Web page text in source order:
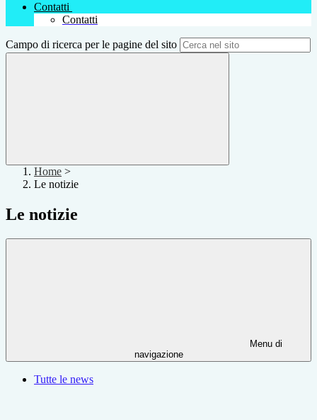
Contatti
Contatti
Campo di ricerca per le pagine del sito
Home >
Le notizie
Le notizie
Menu di
navigazione
Tutte le news